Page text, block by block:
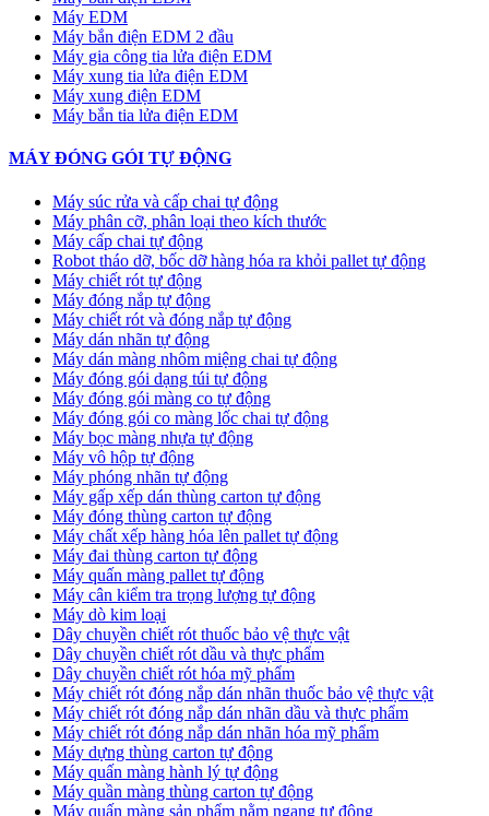
Máy EDM
Máy bắn điện EDM 2 đầu
Máy gia công tia lửa điện EDM
Máy xung tia lửa điện EDM
Máy xung điện EDM
Máy bắn tia lửa điện EDM
MÁY ĐÓNG GÓI TỰ ĐỘNG
Máy súc rửa và cấp chai tự động
Máy phân cỡ, phân loại theo kích thước
Máy cấp chai tự động
Robot tháo dỡ, bốc dỡ hàng hóa ra khỏi pallet tự động
Máy chiết rót tự động
Máy đóng nắp tự động
Máy chiết rót và đóng nắp tự động
Máy dán nhãn tự động
Máy dán màng nhôm miệng chai tự động
Máy đóng gói dạng túi tự động
Máy đóng gói màng co tự động
Máy đóng gói co màng lốc chai tự động
Máy bọc màng nhựa tự động
Máy vô hộp tự động
Máy phóng nhãn tự động
Máy gấp xếp dán thùng carton tự động
Máy đóng thùng carton tự động
Máy chất xếp hàng hóa lên pallet tự động
Máy đai thùng carton tự động
Máy quấn màng pallet tự động
Máy cân kiểm tra trọng lượng tự động
Máy dò kim loại
Dây chuyền chiết rót thuốc bảo vệ thực vật
Dây chuyền chiết rót dầu và thực phẩm
Dây chuyền chiết rót hóa mỹ phẩm
Máy chiết rót đóng nắp dán nhãn thuốc bảo vệ thực vật
Máy chiết rót đóng nắp dán nhãn dầu và thực phẩm
Máy chiết rót đóng nắp dán nhãn hóa mỹ phẩm
Máy dựng thùng carton tự động
Máy quấn màng hành lý tự động
Máy quần màng thùng carton tự động
Máy quấn màng sản phẩm nằm ngang tự động